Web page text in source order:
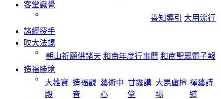
客堂識覺
善知導引
大用流行
諸經授手
吹大法螺
朝山祈願供諸天 和南年度行事曆 和南聖眾電子報
造福勝境
大雄寶
殿
造福觀
音
藝術中
心
甘露講
堂
大毘盧檀
場
禪藝詩
道